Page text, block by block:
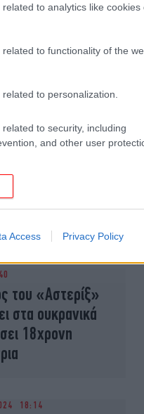
to analytics like cookies
to functionality of the
to personalization.
to security, including
and other user
Access Privacy Policy
σε Γκάζι και
εστιατόρια,
του Νίκου
του «Αστερίξ»
στα ουκρανικά
18χρονη
18:14